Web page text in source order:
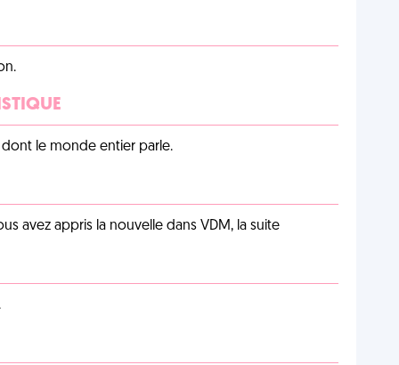
dont le monde entier parle.
avez appris la nouvelle dans VDM, la suite